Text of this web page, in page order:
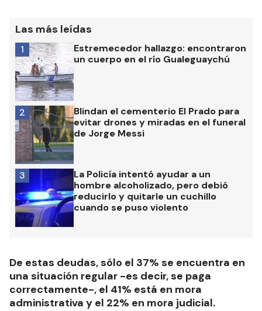
Las más leídas
Estremecedor hallazgo: encontraron
un cuerpo en el río Gualeguaychú
1
Blindan el cementerio El Prado para
evitar drones y miradas en el funeral
de Jorge Messi
2
La Policía intentó ayudar a un
hombre alcoholizado, pero debió
reducirlo y quitarle un cuchillo
cuando se puso violento
3
De estas deudas, sólo el 37% se encuentra en
una situación regular -es decir, se paga
correctamente-, el 41% está en mora
administrativa y el 22% en mora judicial.